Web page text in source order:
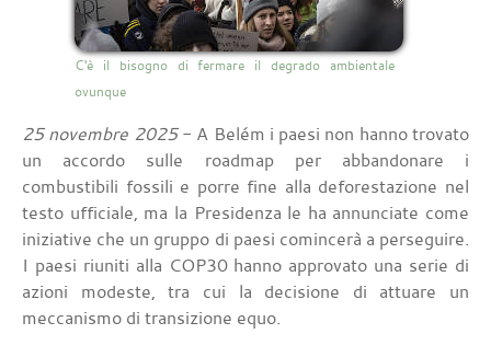
C'è il bisogno di fermare il degrado ambientale
ovunque
25 novembre 2025- A Belém i paesi non hanno trovato
un accordo sulle roadmap per abbandonare i
combustibili fossili e porre fine alla deforestazione nel
testo ufficiale, ma la Presidenza le ha annunciate come
iniziative che un gruppo di paesi comincerà a perseguire.
I paesi riuniti alla COP30 hanno approvato una serie di
azioni modeste, tra cui la decisione di attuare un
meccanismo di transizione equo.